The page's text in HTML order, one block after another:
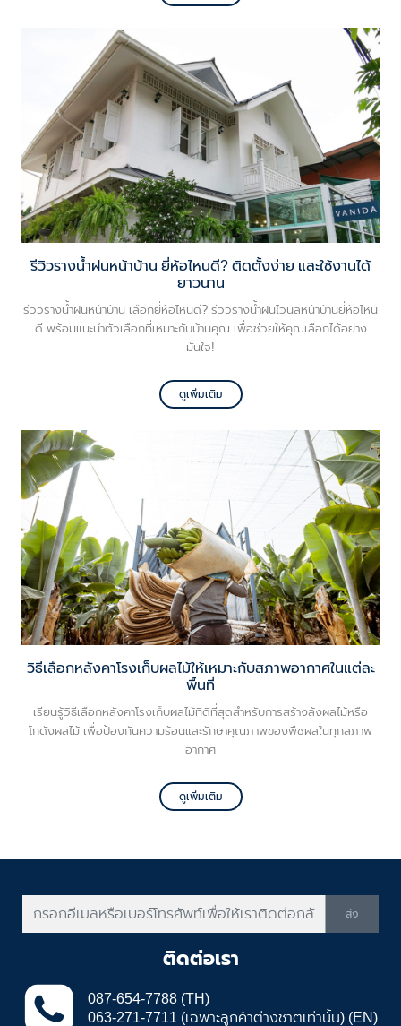
รีวิวรางน้ำฝนหน้าบ้าน ยี่ห้อไหนดี? ติดตั้งง่าย และใช้งานได้
ยาวนาน
รีวิวรางน้ำฝนหน้าบ้าน เลือกยี่ห้อไหนดี? รีวิวรางน้ำฝนไวนิลหน้าบ้านยี่ห้อไหน
ดี พร้อมแนะนำตัวเลือกที่เหมาะกับบ้านคุณ เพื่อช่วยให้คุณเลือกได้อย่าง
มั่นใจ!
ดูเพิ่มเติม
วิธีเลือกหลังคาโรงเก็บผลไม้ให้เหมาะกับสภาพอากาศในแต่ละ
พื้นที่
เรียนรู้วิธีเลือกหลังคาโรงเก็บผลไม้ที่ดีที่สุดสำหรับการสร้างล้งผลไม้หรือ
โกดังผลไม้ เพื่อป้องกันความร้อนและรักษาคุณภาพของพืชผลในทุกสภาพ
อากาศ
ดูเพิ่มเติม
ส่ง
ติดต่อเรา
087-654-7788 (TH)
063-271-7711 (เฉพาะลูกค้าต่างชาติเท่านั้น) (EN)